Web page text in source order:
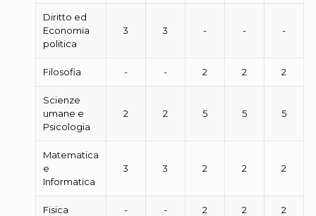
Diritto ed
Economia
politica
3 3 - - -
Filosofia - - 2 2 2
Scienze
umane e
Psicologia
2 2 5 5 5
Matematica
e
Informatica
3 3 2 2 2
Fisica - - 2 2 2